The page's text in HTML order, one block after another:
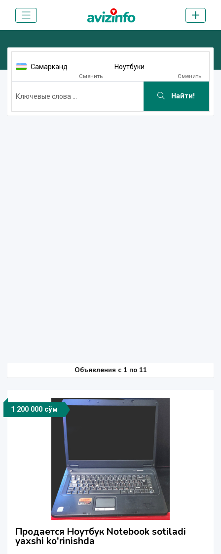
Самарканд
Сменить
Ноутбуки
Сменить
Найти!
Объявления c 1 по 11
1 200 000 сўм
Продается Ноутбук Notebook sotiladi
yaxshi ko'rinishda